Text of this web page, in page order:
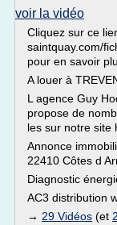
voir la vidéo
Cliquez sur ce
saintquay.com/
pour en savoir
A louer à
L agence Guy
propose de
les sur notre site
Annonce
22410 Côtes d
Diagnostic
AC3 distribution
→ 29 Vidéos (et